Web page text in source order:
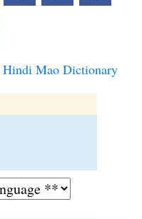
Hindi Mao Dictionary